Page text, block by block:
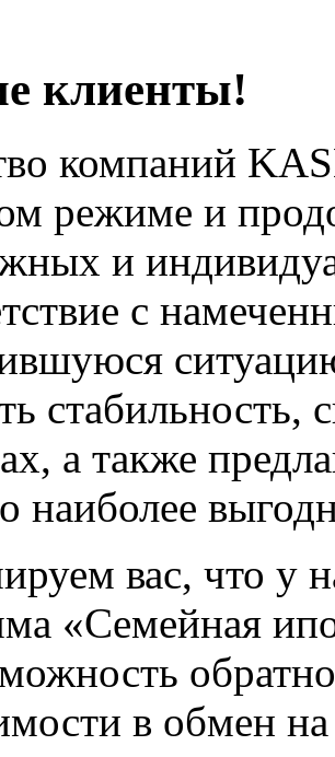
клиенты!
компаний
режиме и
и
с
стабильность,
а также
наиболее
вас, что у
«Семейная
в обмен